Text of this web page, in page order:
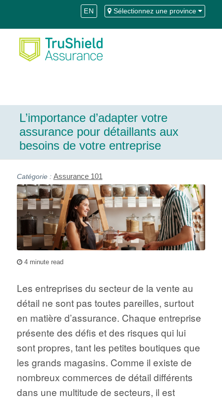
Content
la
navigation
EN Sélectionnez une province
L’importance d’adapter votre
assurance pour détaillants aux
besoins de votre entreprise
Assurance 101
4 minute read
Les entreprises du secteur de la vente au
détail ne sont pas toutes pareilles, surtout
en matière d’assurance. Chaque entreprise
présente des défis et des risques qui lui
sont propres, tant les petites boutiques que
les grands magasins. Comme il existe de
nombreux commerces de détail différents
dans une multitude de secteurs, il est